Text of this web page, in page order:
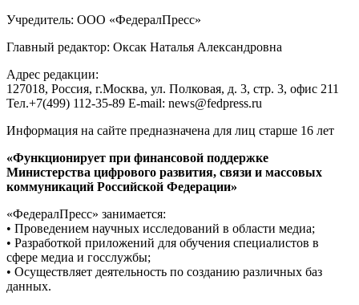
Учредитель: ООО «ФедералПресс»
Главный редактор: Оксак Наталья Александровна
Адрес редакции:
127018, Россия, г.Москва, ул. Полковая, д. 3, стр. 3, офис 211
Тел.+7(499) 112-35-89 E-mail: news@fedpress.ru
Информация на сайте предназначена для лиц старше 16 лет
«Функционирует при финансовой поддержке
Министерства цифрового развития, связи и массовых
коммуникаций Российской Федерации»
«ФедералПресс» занимается:
• Проведением научных исследований в области медиа;
• Разработкой приложений для обучения специалистов в
сфере медиа и госслужбы;
• Осуществляет деятельность по созданию различных баз
данных.